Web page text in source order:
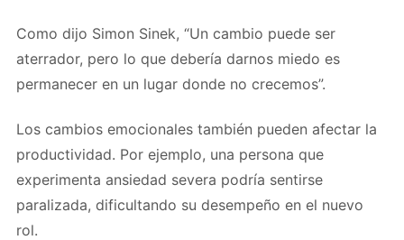
Como dijo Simon Sinek, “Un cambio puede ser
aterrador, pero lo que debería darnos miedo es
permanecer en un lugar donde no crecemos”.
Los cambios emocionales también pueden afectar la
productividad. Por ejemplo, una persona que
experimenta ansiedad severa podría sentirse
paralizada, dificultando su desempeño en el nuevo
rol.